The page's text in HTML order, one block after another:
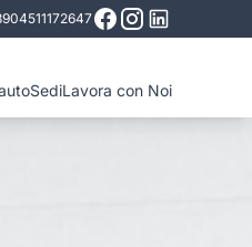
SediLavora con Noi